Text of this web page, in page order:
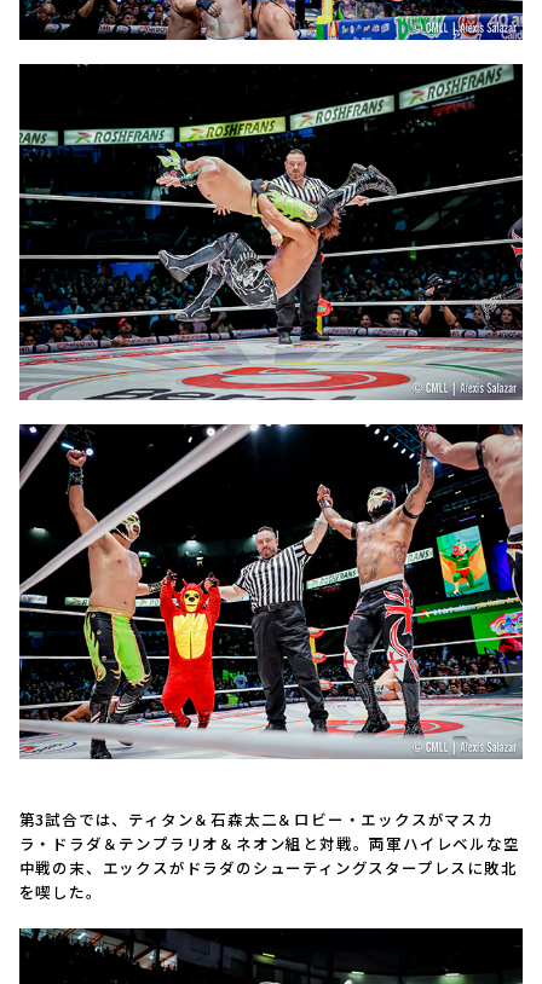
第3試合では、ティタン＆石森太二＆ロビー・エックスがマスカ
ラ・ドラダ＆テンプラリオ＆ネオン組と対戦。両軍ハイレベルな空
中戦の末、エックスがドラダのシューティングスタープレスに敗北
を喫した。